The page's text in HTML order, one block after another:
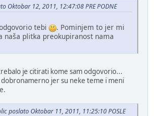
Oktobar 12, 2011, 12:47:08 PRE PODNE
tebi
. Pominjem to jer mi
naša plitka preokupiranost nama
je citirati kome sam odgovorio...
jer su neke teme i meni
poslato Oktobar 11, 2011, 11:25:10 POSLE